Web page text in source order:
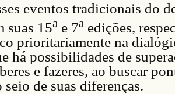
eventos tradicionais do
suas 15a e 7a edições,
prioritariamente na
há possibilidades de
e fazeres, ao buscar
seio de suas diferenças.